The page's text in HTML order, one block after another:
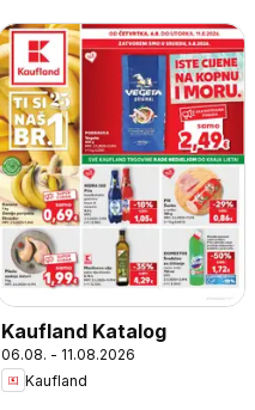
Kaufland Katalog
06.08. - 11.08.2026
Kaufland